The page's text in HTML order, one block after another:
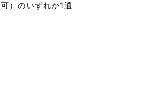
）のいずれか1通